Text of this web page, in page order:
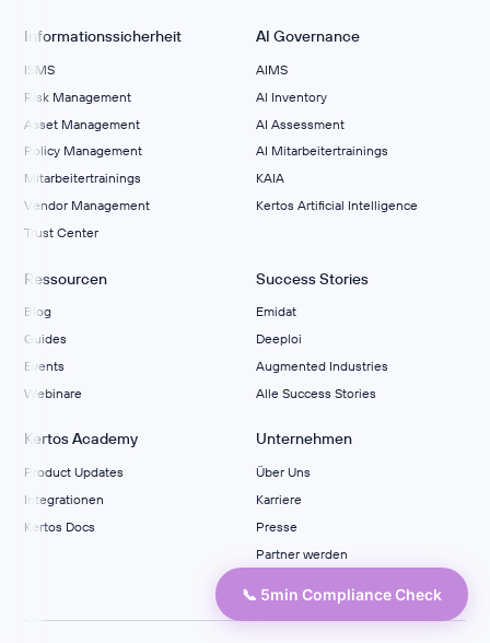
Informationssicherheit
ISMS
Risk Management
Asset Management
Policy Management
Mitarbeitertrainings
Vendor Management
Trust Center
AI Governance
AIMS
Al Inventory
AI Assessment
AI Mitarbeitertrainings
KAIA
Kertos Artificial Intelligence
Ressourcen
Blog
Guides
Events
Webinare
Success Stories
Emidat
Deeploi
Augmented Industries
Alle Success Stories
Kertos Academy
Product Updates
Integrationen
Kertos Docs
Unternehmen
Über Uns
Karriere
Presse
Partner werden
📞 5min Compliance Check